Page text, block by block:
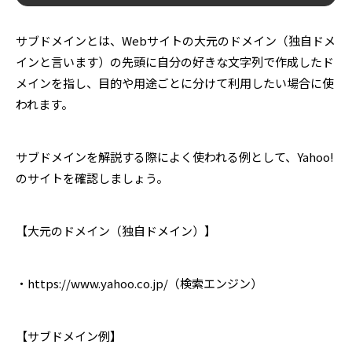
サブドメインとは、Webサイトの大元のドメイン（独自ドメ
インと言います）の先頭に自分の好きな文字列で作成したド
メインを指し、目的や用途ごとに分けて利用したい場合に使
われます。
サブドメインを解説する際によく使われる例として、Yahoo!
のサイトを確認しましょう。
【大元のドメイン（独自ドメイン）】
・https://www.yahoo.co.jp/（検索エンジン）
【サブドメイン例】